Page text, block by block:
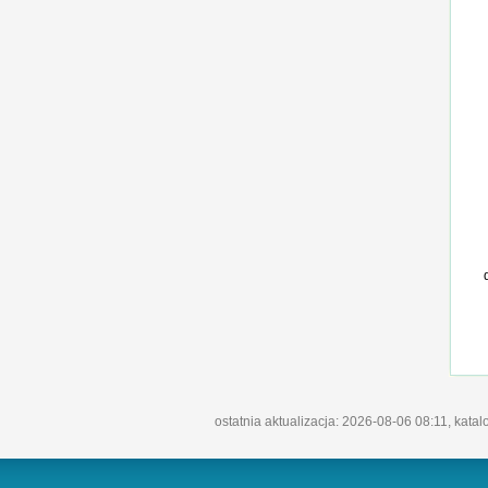
ostatnia aktualizacja: 2026-08-06 08:11,